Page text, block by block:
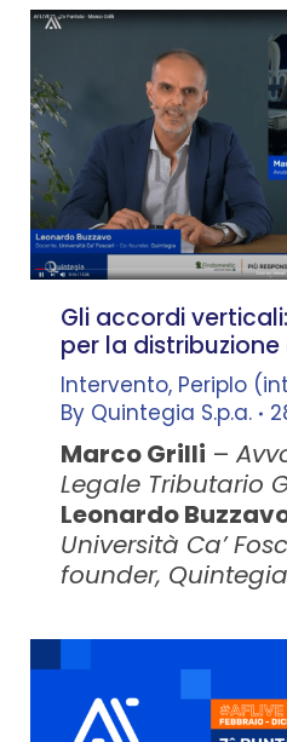
Gli accordi
per la
Intervento, Periplo
By Quintegia S.p.a.
Marco Grilli –
Legale Tributario
Leonardo
Università Ca’
founder, Quintegia